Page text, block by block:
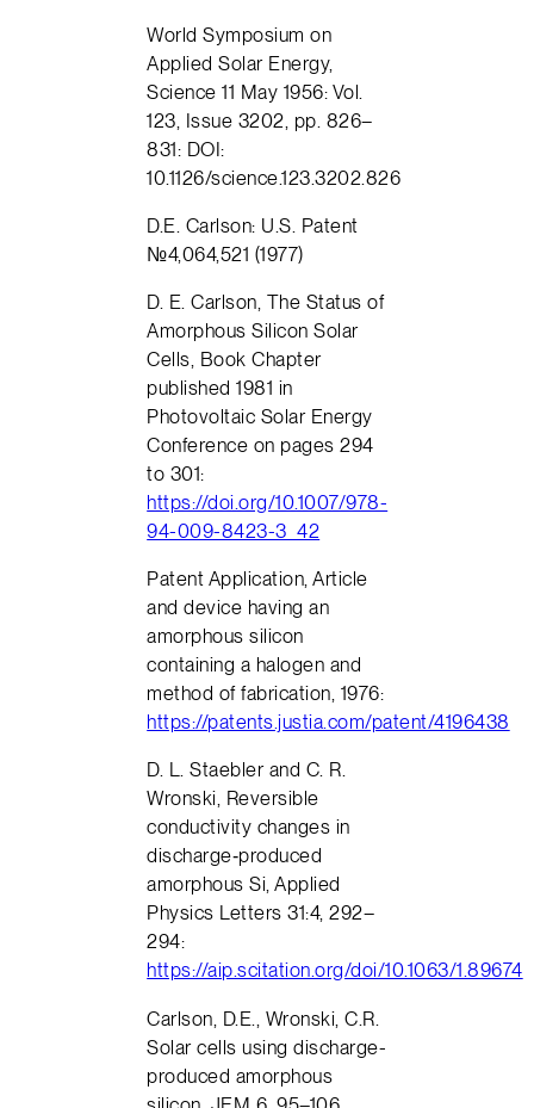
World Symposium on
Applied Solar Energy,
Science 11 May 1956: Vol.
123, Issue 3202, pp. 826–
831: DOI:
10.1126/science.123.3202.826
D.E. Carlson: U.S. Patent
№4,064,521 (1977)
D. E. Carlson, The Status of
Amorphous Silicon Solar
Cells, Book Chapter
published 1981 in
Photovoltaic Solar Energy
Conference on pages 294
to 301:
https://doi.org/10.1007/978-
94-009-8423-3_42
Patent Application, Article
and device having an
amorphous silicon
containing a halogen and
method of fabrication, 1976:
https://patents.justia.com/patent/4196438
D. L. Staebler and C. R.
Wronski, Reversible
conductivity changes in
discharge‐produced
amorphous Si, Applied
Physics Letters 31:4, 292–
294:
https://aip.scitation.org/doi/10.1063/1.89674
Carlson, D.E., Wronski, C.R.
Solar cells using discharge-
produced amorphous